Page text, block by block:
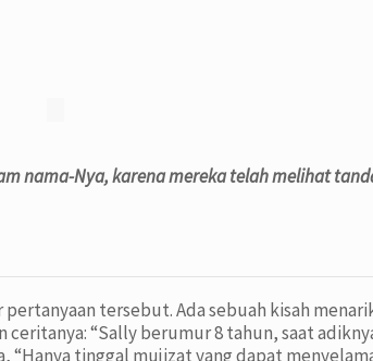
nama-Nya, karena mereka telah melihat
tersebut. Ada sebuah kisah
ceritanya: “Sally berumur 8 tahun, saat
tinggal mujizat yang dapat